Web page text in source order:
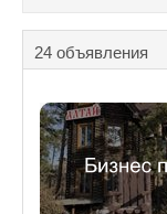
24 объявления